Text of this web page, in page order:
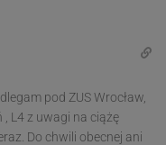
pod ZUS Wrocław,
, L4 z uwagi na ciążę
Do chwili obecnej ani